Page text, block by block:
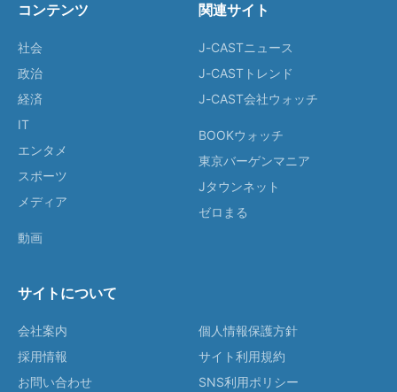
コンテンツ
社会
政治
経済
IT
エンタメ
スポーツ
メディア
動画
関連サイト
J-CASTニュース
J-CASTトレンド
J-CAST会社ウォッチ
BOOKウォッチ
東京バーゲンマニア
Jタウンネット
ゼロまる
サイトについて
会社案内
採用情報
お問い合わせ
個人情報保護方針
サイト利用規約
SNS利用ポリシー